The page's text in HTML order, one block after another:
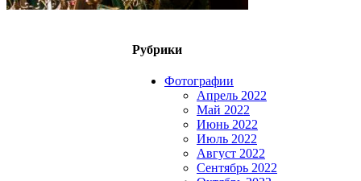
Рубрики
Фотографии
Апрель 2022
Май 2022
Июнь 2022
Июль 2022
Август 2022
Сентябрь 2022